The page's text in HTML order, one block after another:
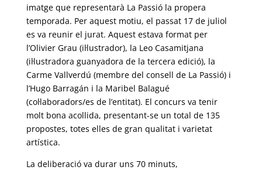
imatge que representarà La Passió la propera
temporada. Per aquest motiu, el passat 17 de juliol
es va reunir el jurat. Aquest estava format per
l’Olivier Grau (il·lustrador), la Leo Casamitjana
(il·lustradora guanyadora de la tercera edició), la
Carme Vallverdú (membre del consell de La Passió) i
l’Hugo Barragán i la Maribel Balagué
(col·laboradors/es de l’entitat). El concurs va tenir
molt bona acollida, presentant-se un total de 135
propostes, totes elles de gran qualitat i varietat
artística.
La deliberació va durar uns 70 minuts,